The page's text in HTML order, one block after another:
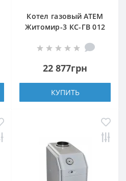
Котел газовый АТЕМ
Житомир-3 КС-ГВ 012
22 877грн
КУПИТЬ